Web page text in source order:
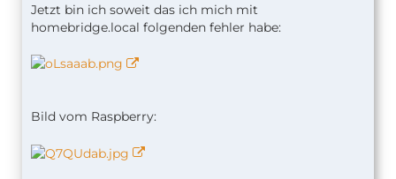
Jetzt bin ich soweit das ich mich mit
homebridge.local folgenden fehler habe:
Bild vom Raspberry: